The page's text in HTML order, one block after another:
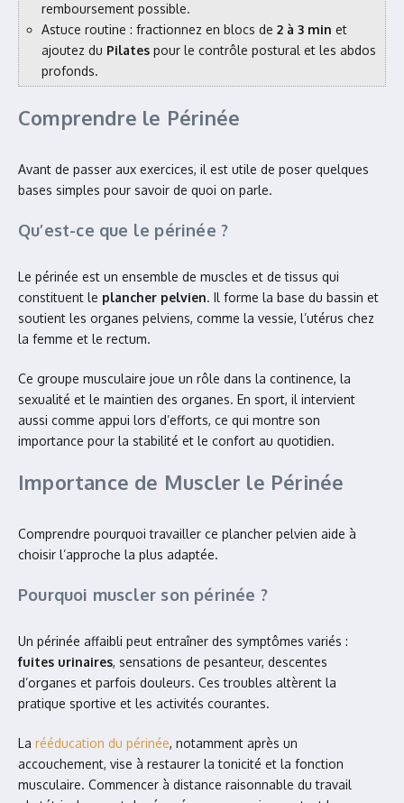
remboursement possible.
Astuce routine : fractionnez en blocs de 2 à 3 min et
ajoutez du Pilates pour le contrôle postural et les abdos
profonds.
Comprendre le Périnée
Avant de passer aux exercices, il est utile de poser quelques
bases simples pour savoir de quoi on parle.
Qu’est-ce que le périnée ?
Le périnée est un ensemble de muscles et de tissus qui
constituent le plancher pelvien. Il forme la base du bassin et
soutient les organes pelviens, comme la vessie, l’utérus chez
la femme et le rectum.
Ce groupe musculaire joue un rôle dans la continence, la
sexualité et le maintien des organes. En sport, il intervient
aussi comme appui lors d’efforts, ce qui montre son
importance pour la stabilité et le confort au quotidien.
Importance de Muscler le Périnée
Comprendre pourquoi travailler ce plancher pelvien aide à
choisir l’approche la plus adaptée.
Pourquoi muscler son périnée ?
Un périnée affaibli peut entraîner des symptômes variés :
fuites urinaires, sensations de pesanteur, descentes
d’organes et parfois douleurs. Ces troubles altèrent la
pratique sportive et les activités courantes.
La rééducation du périnée, notamment après un
accouchement, vise à restaurer la tonicité et la fonction
musculaire. Commencer à distance raisonnable du travail